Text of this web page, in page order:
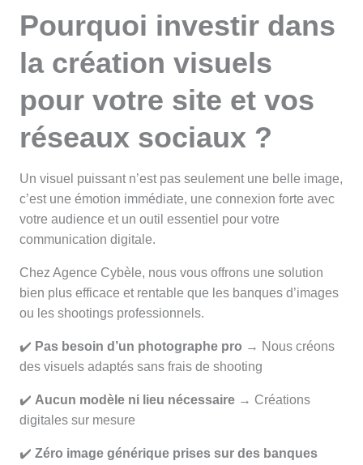
Pourquoi investir dans
la création visuels
pour votre site et vos
réseaux sociaux ?
Un visuel puissant n’est pas seulement une belle image,
c’est une émotion immédiate, une connexion forte avec
votre audience et un outil essentiel pour votre
communication digitale.
Chez Agence Cybèle, nous vous offrons une solution
bien plus efficace et rentable que les banques d’images
ou les shootings professionnels.
✔️ Pas besoin d’un photographe pro → Nous créons
des visuels adaptés sans frais de shooting
✔️ Aucun modèle ni lieu nécessaire → Créations
digitales sur mesure
✔️ Zéro image générique prises sur des banques